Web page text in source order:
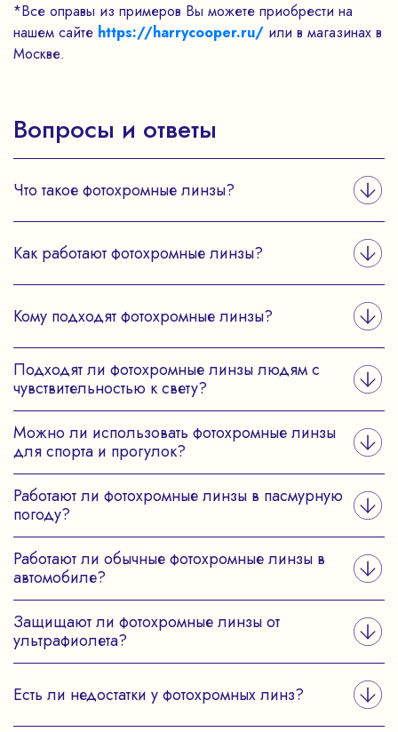
*Все оправы из примеров Вы можете приобрести на
нашем сайте https://harrycooper.ru/ или в магазинах в
Москве.
Вопросы и ответы
Что такое фотохромные линзы?
Как работают фотохромные линзы?
Кому подходят фотохромные линзы?
Подходят ли фотохромные линзы людям с
чувствительностью к свету?
Можно ли использовать фотохромные линзы
для спорта и прогулок?
Работают ли фотохромные линзы в пасмурную
погоду?
Работают ли обычные фотохромные линзы в
автомобиле?
Защищают ли фотохромные линзы от
ультрафиолета?
Есть ли недостатки у фотохромных линз?